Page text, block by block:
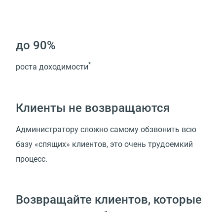
до 90%
роста доходимости*
Клиенты не возвращаются
Администратору сложно самому обзвонить всю
базу «спящих» клиентов, это очень трудоемкий
процесс.
Возвращайте клиентов, которые